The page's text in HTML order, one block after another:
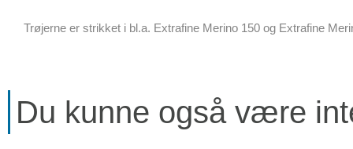
Trøjerne er strikket i bl.a. Extrafine Merino 150 og Extrafine
Du kunne også være